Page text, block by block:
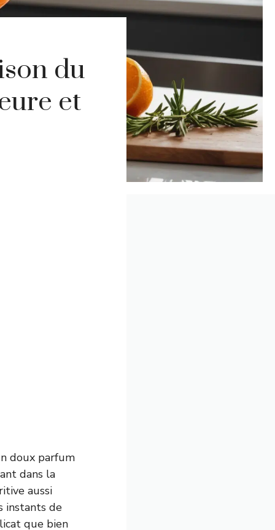
du
et
doux parfum
dans la
aussi
instants de
que bien